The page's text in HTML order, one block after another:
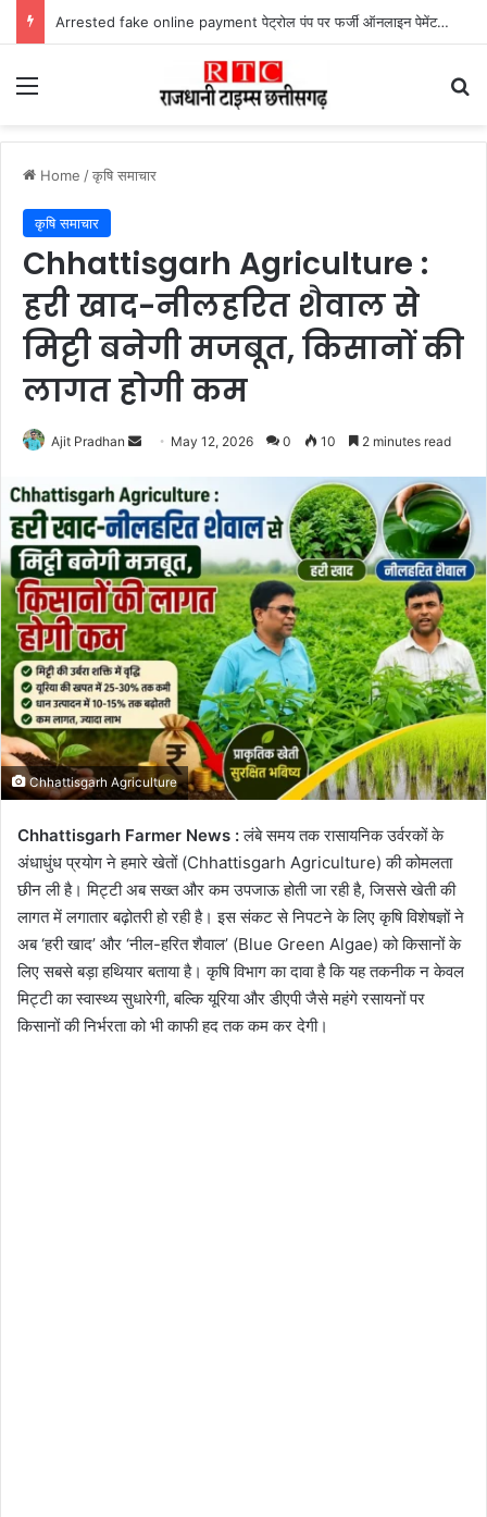
Arrested fake online payment पेट्रोल पंप पर फर्जी ऑनलाइन पेमेंट दिखाकर ठगी करने वाला युवक गिरफ्तार
Menu
Home /कृषि समाचार
कृषि समाचार
Chhattisgarh Agriculture :
हरी खाद-नीलहरित शैवाल से
मिट्टी बनेगी मजबूत, किसानों की
लागत होगी कम
Ajit Pradhan
Send
email
May 12, 2026 0 10 2 minutes read
Chhattisgarh Agriculture
Chhattisgarh Farmer News :लंबे समय तक रासायनिक उर्वरकों के
अंधाधुंध प्रयोग ने हमारे खेतों (Chhattisgarh Agriculture) की कोमलता
छीन ली है। मिट्टी अब सख्त और कम उपजाऊ होती जा रही है, जिससे खेती की
लागत में लगातार बढ़ोतरी हो रही है। इस संकट से निपटने के लिए कृषि विशेषज्ञों ने
अब ‘हरी खाद’ और ‘नील-हरित शैवाल’ (Blue Green Algae) को किसानों के
लिए सबसे बड़ा हथियार बताया है। कृषि विभाग का दावा है कि यह तकनीक न केवल
मिट्टी का स्वास्थ्य सुधारेगी, बल्कि यूरिया और डीएपी जैसे महंगे रसायनों पर
किसानों की निर्भरता को भी काफी हद तक कम कर देगी।